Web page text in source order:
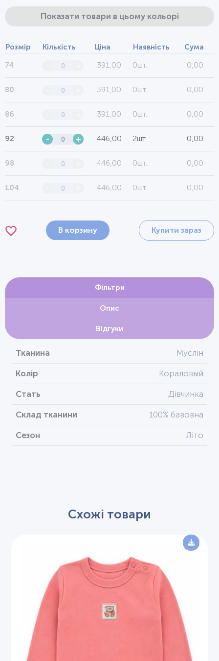
Показати товари в цьому кольорі
Розмір Кількість Ціна Наявність Сума
74 391,00 0шт. 0,00
80 391,00 0шт. 0,00
86 391,00 0шт. 0,00
92 - + 446,00 2шт. 0,00
98 446,00 0шт. 0,00
104 446,00 0шт. 0,00
В корзину Купити зараз
Фільтри
Опис
Відгуки
Тканина Муслін
Колір Кораловый
Стать Дівчинка
Склад тканини 100% бавовна
Сезон Літо
Схожі товари